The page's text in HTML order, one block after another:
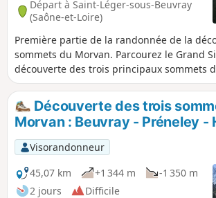
Départ à Saint-Léger-sous-Beuvray
(Saône-et-Loire)
Première partie de la randonnée de la
sommets du Morvan. Parcourez le Grand
découverte des trois principaux sommets
Beuvray (821 m), Mont Préneley (855 m) et
(901 m). Une randonnée sans grandes
balisée et en plein cœur de la nature.
déconnexion totale à votre rythme,
écoutez : ici, c'est le Morvan des sommets !
Découverte des trois
Morvan : Beuvray - Préneley -
Visorandonneur
45,07 km
+1 344 m
-1 350 m
2 jours
Difficile